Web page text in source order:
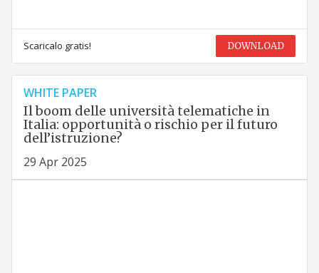
Scaricalo gratis! DOWNLOAD
WHITE PAPER
Il boom delle università telematiche in
Italia: opportunità o rischio per il futuro
dell’istruzione?
29 Apr 2025